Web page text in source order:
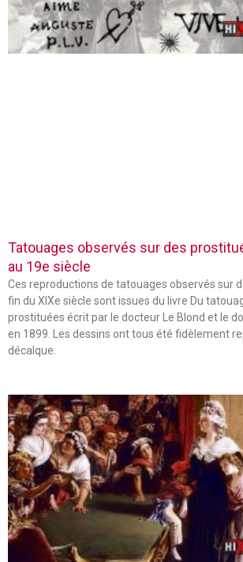
Tatouages observés sur des
au 19e siècle
Ces reproductions de tatouages observés sur
fin du XIXe siècle sont issues du livre Du
prostituées écrit par le docteur Le Blond et le
en 1899. Les dessins ont tous été fidèlement
décalque.